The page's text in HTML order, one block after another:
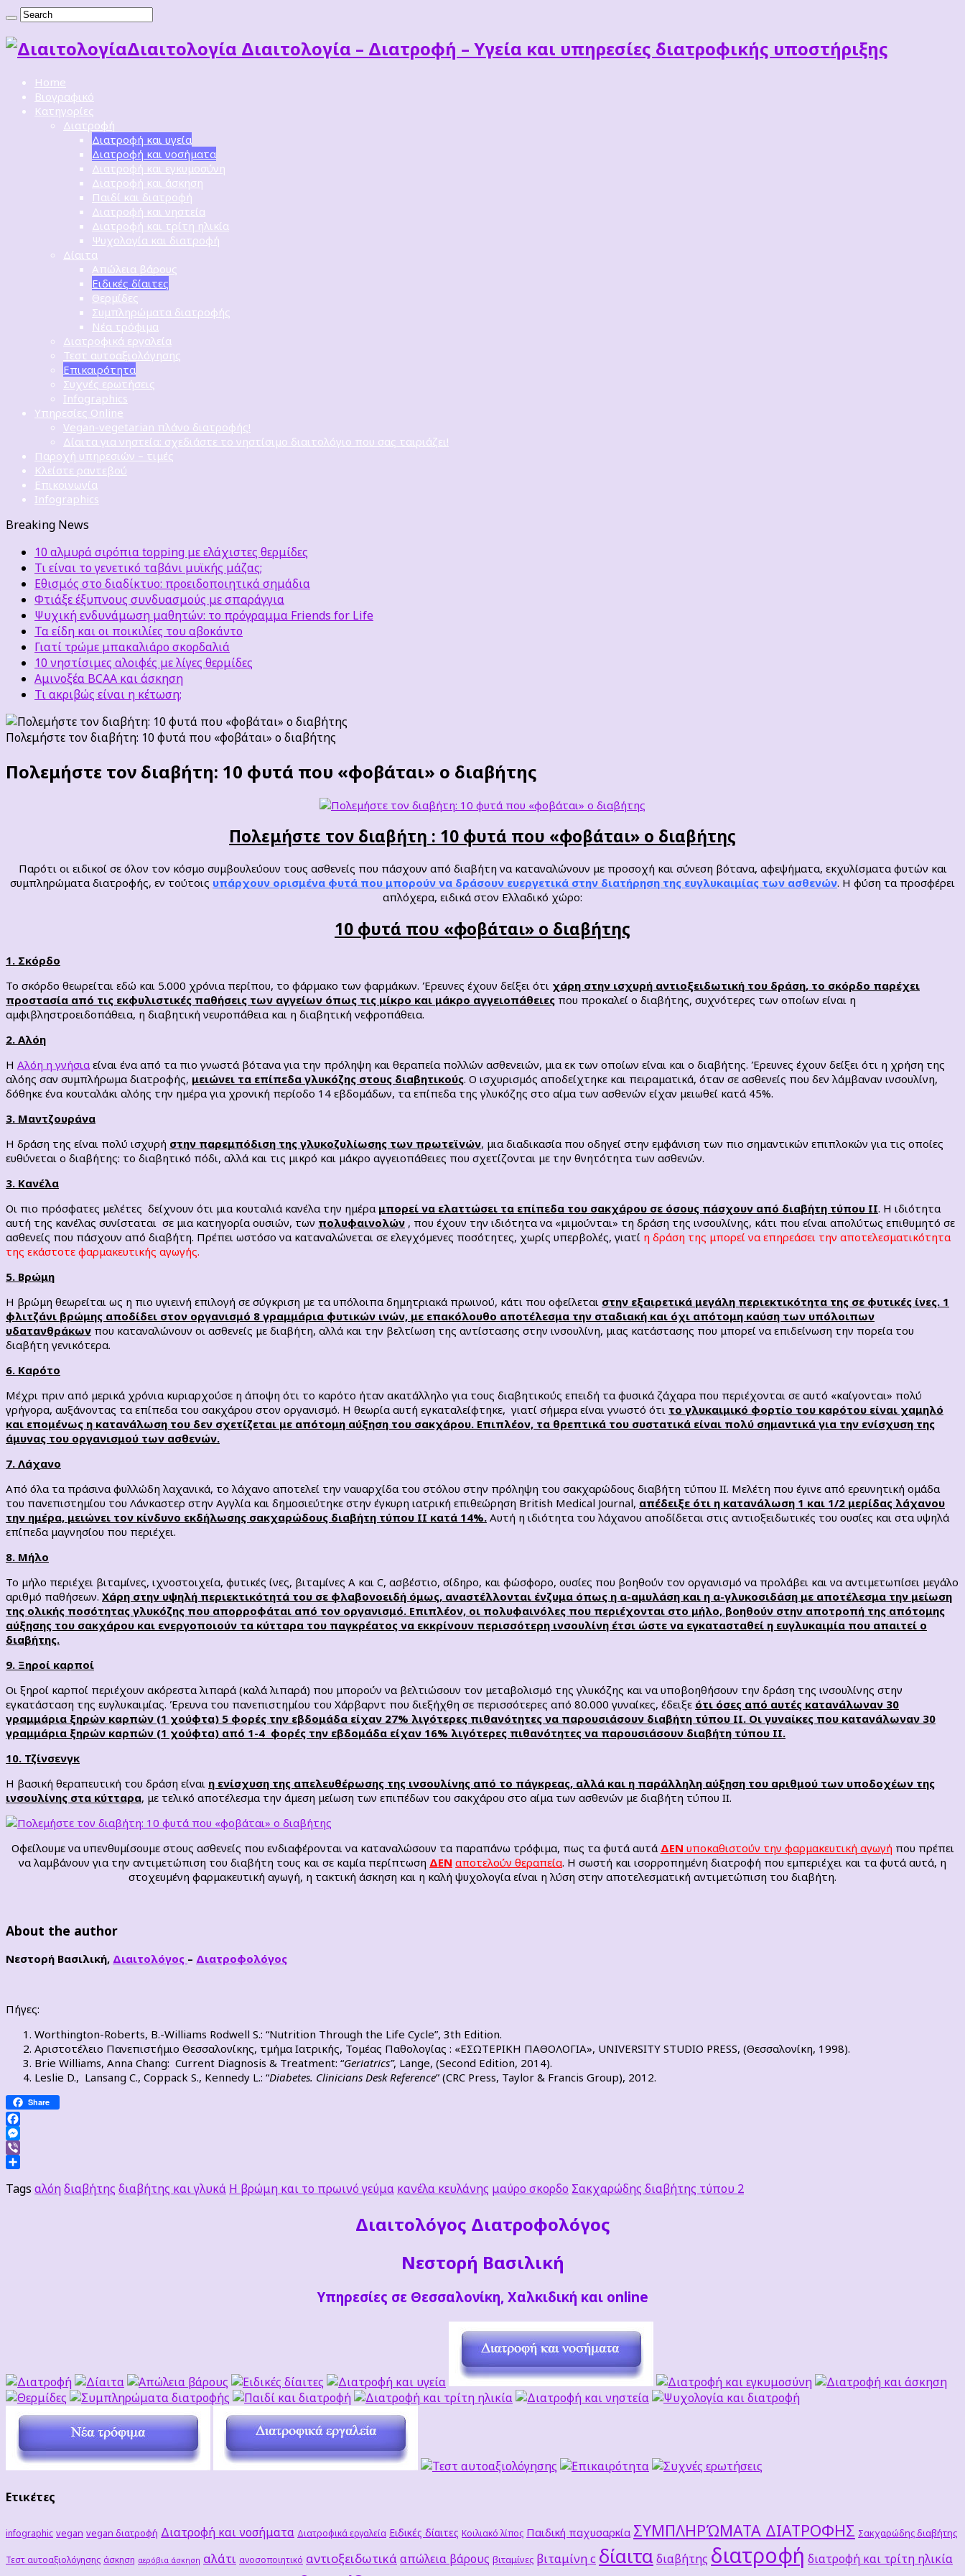
Διαιτoλογία Διαιτολογία – Διατροφή – Υγεία και υπηρεσίες διατροφικής υποστήριξης
Home
Βιογραφικό
Κατηγορίες
Διατροφή
Διατροφή και υγεία
Διατροφή και νοσήματα
Διατροφή και εγκυμοσύνη
Διατροφή και άσκηση
Παιδί και διατροφή
Διατροφή και νηστεία
Διατροφή και τρίτη ηλικία
Ψυχολογία και διατροφή
Δίαιτα
Απώλεια βάρους
Ειδικές δίαιτες
Θερμίδες
Συμπληρώματα διατροφής
Νέα τρόφιμα
Διατροφικά εργαλεία
Τεστ αυτοαξιολόγησης
Επικαιρότητα
Συχνές ερωτήσεις
Infographics
Υπηρεσίες Online
Vegan-vegetarian πλάνο διατροφής!
Δίαιτα για νηστεία: σχεδιάστε το νηστίσιμο διαιτολόγιο που σας ταιριάζει!
Παροχή υπηρεσιών – τιμές
Κλείστε ραντεβού
Επικοινωνία
Infographics
Breaking News
10 αλμυρά σιρόπια topping με ελάχιστες θερμίδες
Τι είναι το γενετικό ταβάνι μυϊκής μάζας;
Εθισμός στο διαδίκτυο: προειδοποιητικά σημάδια
Φτιάξε έξυπνους συνδυασμούς με σπαράγγια
Ψυχική ενδυνάμωση μαθητών: το πρόγραμμα Friends for Life
Τα είδη και οι ποικιλίες του αβοκάντο
Γιατί τρώμε μπακαλιάρο σκορδαλιά
10 νηστίσιμες αλοιφές με λίγες θερμίδες
Αμινοξέα BCAA και άσκηση
Τι ακριβώς είναι η κέτωση;
Πολεμήστε τον διαβήτη: 10 φυτά που «φοβάται» ο διαβήτης
Πολεμήστε τον διαβήτη: 10 φυτά που «φοβάται» ο διαβήτης
Πολεμήστε τον διαβήτη : 10 φυτά που «φοβάται» ο διαβήτης
Παρότι οι ειδικοί σε όλον τον κόσμο συμβουλεύουν τους ασθενείς που πάσχουν από διαβήτη να καταναλώνουν με προσοχή και σύνεση βότανα, αφεψήματα, εκχυλίσματα φυτών και
συμπληρώματα διατροφής, εν τούτοις υπάρχουν ορισμένα φυτά που μπορούν να δράσουν ευεργετικά στην διατήρηση της ευγλυκαιμίας των ασθενών. Η φύση τα προσφέρει
απλόχερα, ειδικά στον Ελλαδικό χώρο:
10 φυτά που «φοβάται» ο διαβήτης
1. Σκόρδο
Το σκόρδο θεωρείται εδώ και 5.000 χρόνια περίπου, το φάρμακο των φαρμάκων. Έρευνες έχουν δείξει ότι χάρη στην ισχυρή αντιοξειδωτική του δράση, το σκόρδο παρέχει
προστασία από τις εκφυλιστικές παθήσεις των αγγείων όπως τις μίκρο και μάκρο αγγειοπάθειες που προκαλεί ο διαβήτης, συχνότερες των οποίων είναι η
αμφιβληστροειδοπάθεια, η διαβητική νευροπάθεια και η διαβητική νεφροπάθεια.
2. Αλόη
Η Αλόη η γνήσιαείναι ένα από τα πιο γνωστά βότανα για την πρόληψη και θεραπεία πολλών ασθενειών, μια εκ των οποίων είναι και ο διαβήτης. Έρευνες έχουν δείξει ότι η χρήση της
αλόης σαν συμπλήρωμα διατροφής, μειώνει τα επίπεδα γλυκόζης στους διαβητικούς. Ο ισχυρισμός αποδείχτηκε και πειραματικά, όταν σε ασθενείς που δεν λάμβαναν ινσουλίνη,
δόθηκε ένα κουταλάκι αλόης την ημέρα για χρονική περίοδο 14 εβδομάδων, τα επίπεδα της γλυκόζης στο αίμα των ασθενών είχαν μειωθεί κατά 45%.
3. Μαντζουράνα
Η δράση της είναι πολύ ισχυρή στην παρεμπόδιση της γλυκοζυλίωσης των πρωτεϊνών, μια διαδικασία που οδηγεί στην εμφάνιση των πιο σημαντικών επιπλοκών για τις οποίες
ευθύνεται ο διαβήτης: το διαβητικό πόδι, αλλά και τις μικρό και μάκρο αγγειοπάθειες που σχετίζονται με την θνητότητα των ασθενών.
3. Κανέλα
Οι πιο πρόσφατες μελέτες δείχνουν ότι μια κουταλιά κανέλα την ημέρα μπορεί να ελαττώσει τα επίπεδα του σακχάρου σε όσους πάσχουν από διαβήτη τύπου ΙΙ. Η ιδιότητα
αυτή της κανέλας συνίσταται σε μια κατηγορία ουσιών, των πολυφαινολών , που έχουν την ιδιότητα να «μιμούνται» τη δράση της ινσουλίνης, κάτι που είναι απολύτως επιθυμητό σε
ασθενείς που πάσχουν από διαβήτη. Πρέπει ωστόσο να καταναλώνεται σε ελεγχόμενες ποσότητες, χωρίς υπερβολές, γιατί η δράση της μπορεί να επηρεάσει την αποτελεσματικότητα
της εκάστοτε φαρμακευτικής αγωγής.
5. Βρώμη
Η βρώμη θεωρείται ως η πιο υγιεινή επιλογή σε σύγκριση με τα υπόλοιπα δημητριακά πρωινού, κάτι που οφείλεται στην εξαιρετικά μεγάλη περιεκτικότητα της σε φυτικές ίνες. 1
φλιτζάνι βρώμης αποδίδει στον οργανισμό 8 γραμμάρια φυτικών ινών, με επακόλουθο αποτέλεσμα την σταδιακή και όχι απότομη καύση των υπόλοιπων
υδατανθράκων που καταναλώνουν οι ασθενείς με διαβήτη, αλλά και την βελτίωση της αντίστασης στην ινσουλίνη, μιας κατάστασης που μπορεί να επιδείνωση την πορεία του
διαβήτη γενικότερα.
6. Καρότο
Μέχρι πριν από μερικά χρόνια κυριαρχούσε η άποψη ότι το καρότο ήταν ακατάλληλο για τους διαβητικούς επειδή τα φυσικά ζάχαρα που περιέχονται σε αυτό «καίγονται» πολύ
γρήγορα, αυξάνοντας τα επίπεδα του σακχάρου στον οργανισμό. Η θεωρία αυτή εγκαταλείφτηκε, γιατί σήμερα είναι γνωστό ότι το γλυκαιμικό φορτίο του καρότου είναι χαμηλό
και επομένως η κατανάλωση του δεν σχετίζεται με απότομη αύξηση του σακχάρου. Επιπλέον, τα θρεπτικά του συστατικά είναι πολύ σημαντικά για την ενίσχυση της
άμυνας του οργανισμού των ασθενών.
7. Λάχανο
Από όλα τα πράσινα φυλλώδη λαχανικά, το λάχανο αποτελεί την ναυαρχίδα του στόλου στην πρόληψη του σακχαρώδους διαβήτη τύπου ΙΙ. Μελέτη που έγινε από ερευνητική ομάδα
του πανεπιστημίου του Λάνκαστερ στην Αγγλία και δημοσιεύτηκε στην έγκυρη ιατρική επιθεώρηση British Medical Journal, απέδειξε ότι η κατανάλωση 1 και 1/2 μερίδας λάχανου
την ημέρα, μειώνει τον κίνδυνο εκδήλωσης σακχαρώδους διαβήτη τύπου ΙΙ κατά 14%. Αυτή η ιδιότητα του λάχανου αποδίδεται στις αντιοξειδωτικές του ουσίες και στα υψηλά
επίπεδα μαγνησίου που περιέχει.
8. Μήλο
Το μήλο περιέχει βιταμίνες, ιχνοστοιχεία, φυτικές ίνες, βιταμίνες Α και C, ασβέστιο, σίδηρο, και φώσφορο, ουσίες που βοηθούν τον οργανισμό να προλάβει και να αντιμετωπίσει μεγάλο
αριθμό παθήσεων. Χάρη στην υψηλή περιεκτικότητά του σε φλαβονοειδή όμως, αναστέλλονται ένζυμα όπως η α-αμυλάση και η α-γλυκοσιδάση με αποτέλεσμα την μείωση
της ολικής ποσότητας γλυκόζης που απορροφάται από τον οργανισμό. Επιπλέον, οι πολυφαινόλες που περιέχονται στο μήλο, βοηθούν στην αποτροπή της απότομης
αύξησης του σακχάρου και ενεργοποιούν τα κύτταρα του παγκρέατος να εκκρίνουν περισσότερη ινσουλίνη έτσι ώστε να εγκατασταθεί η ευγλυκαιμία που απαιτεί ο
διαβήτης.
9. Ξηροί καρποί
Οι ξηροί καρποί περιέχουν ακόρεστα λιπαρά (καλά λιπαρά) που μπορούν να βελτιώσουν τον μεταβολισμό της γλυκόζης και να υποβοηθήσουν την δράση της ινσουλίνης στην
εγκατάσταση της ευγλυκαιμίας. Έρευνα του πανεπιστημίου του Χάρβαρντ που διεξήχθη σε περισσότερες από 80.000 γυναίκες, έδειξε ότι όσες από αυτές κατανάλωναν 30
γραμμάρια ξηρών καρπών (1 χούφτα) 5 φορές την εβδομάδα είχαν 27% λιγότερες πιθανότητες να παρουσιάσουν διαβήτη τύπου ΙΙ. Οι γυναίκες που κατανάλωναν 30
γραμμάρια ξηρών καρπών (1 χούφτα) από 1-4 φορές την εβδομάδα είχαν 16% λιγότερες πιθανότητες να παρουσιάσουν διαβήτη τύπου ΙΙ.
10. Τζίνσενγκ
Η βασική θεραπευτική του δράση είναι η ενίσχυση της απελευθέρωσης της ινσουλίνης από το πάγκρεας, αλλά και η παράλληλη αύξηση του αριθμού των υποδοχέων της
ινσουλίνης στα κύτταρα, με τελικό αποτέλεσμα την άμεση μείωση των επιπέδων του σακχάρου στο αίμα των ασθενών με διαβήτη τύπου II.
Οφείλουμε να υπενθυμίσουμε στους ασθενείς που ενδιαφέρονται να καταναλώσουν τα παραπάνω τρόφιμα, πως τα φυτά αυτά ΔΕΝ υποκαθιστούν την φαρμακευτική αγωγή που πρέπει
να λαμβάνουν για την αντιμετώπιση του διαβήτη τους και σε καμία περίπτωση ΔΕΝ αποτελούν θεραπεία. Η σωστή και ισορροπημένη διατροφή που εμπεριέχει και τα φυτά αυτά, η
στοχευμένη φαρμακευτική αγωγή, η τακτική άσκηση και η καλή ψυχολογία είναι η λύση στην αποτελεσματική αντιμετώπιση του διαβήτη.
About the author
Νεστορή Βασιλική, Διαιτολόγος – Διατροφολόγος
Πήγες:
Worthington-Roberts, B.-Williams Rodwell S.: “Nutrition Through the Life Cycle”, 3th Edition.
Αριστοτέλειο Πανεπιστήμιο Θεσσαλονίκης, τμήμα Ιατρικής, Τομέας Παθολογίας : «ΕΣΩΤΕΡΙΚΗ ΠΑΘΟΛΟΓΙΑ», UNIVERSITY STUDIO PRESS, (Θεσσαλονίκη, 1998).
Brie Williams, Anna Chang: Current Diagnosis & Treatment: “Geriatrics”, Lange, (Second Edition, 2014).
Leslie D., Lansang C., Coppack S., Kennedy L.: “Diabetes. Clinicians Desk Reference” (CRC Press, Taylor & Francis Group), 2012.
Share
Facebook
Messenger
Viber
Tags αλόηδιαβήτης διαβήτης και γλυκά Η βρώμη και το πρωινό γεύμα κανέλα κευλάνης μαύρο σκορδο Σακχαρώδης διαβήτης τύπου 2
Διαιτoλόγος Διατροφολόγος
Νεστορή Βασιλική
Υπηρεσίες σε Θεσσαλονίκη, Χαλκιδική και online
Ετικέτες
infographic vegan vegan διατροφή Διατροφή και νοσήματα Διατροφικά εργαλεία Ειδικές δίαιτες Κοιλιακό λίπος Παιδική παχυσαρκία ΣΥΜΠΛΗΡΏΜΑΤΑ ΔΙΑΤΡΟΦΗΣ Σακχαρώδης διαβήτης
Τεστ αυτοαξιολόγησης άσκηση αερόβια άσκηση αλάτι ανοσοποιητικό αντιοξειδωτικά απώλεια βάρους βιταμίνες βιταμίνη c δίαιτα διαβήτης διατροφή διατροφή και τρίτη ηλικία